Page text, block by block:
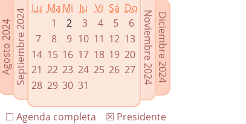
Agosto 2024Septiembre 2024
Lu MaMi Ju Vi Sá Do
1
2 3 4 5
6
7
8 9 10 11 12 13
14 15 16 17 18 19 20
21 22 23 24 25 26 27
28 29 30 31
Diciembre 2024
Noviembre 2024
☒ Presidente
☐ Agenda completa